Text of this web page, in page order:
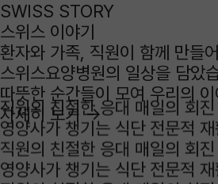
SWISS STORY
스위스 이야기
환자와 가족, 직원이 함께 만들
스위스요양병원의 일상을 담았
따뜻한 순간들이 모여 우리의
자세히 보기 →
직원의 친절한 응대 매일의 회진
영양사가 챙기는 식단 전문적 재
직원의 친절한 응대 매일의 회진